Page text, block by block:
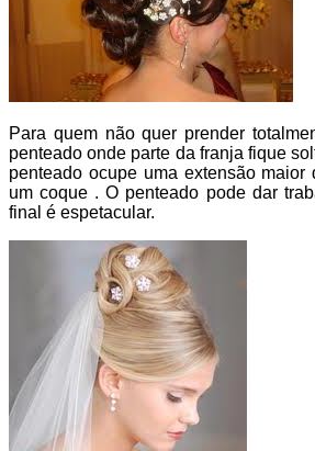
Para quem não quer prender
penteado onde parte da franja fique
penteado ocupe uma extensão maior
um coque . O penteado pode dar
final é espetacular.